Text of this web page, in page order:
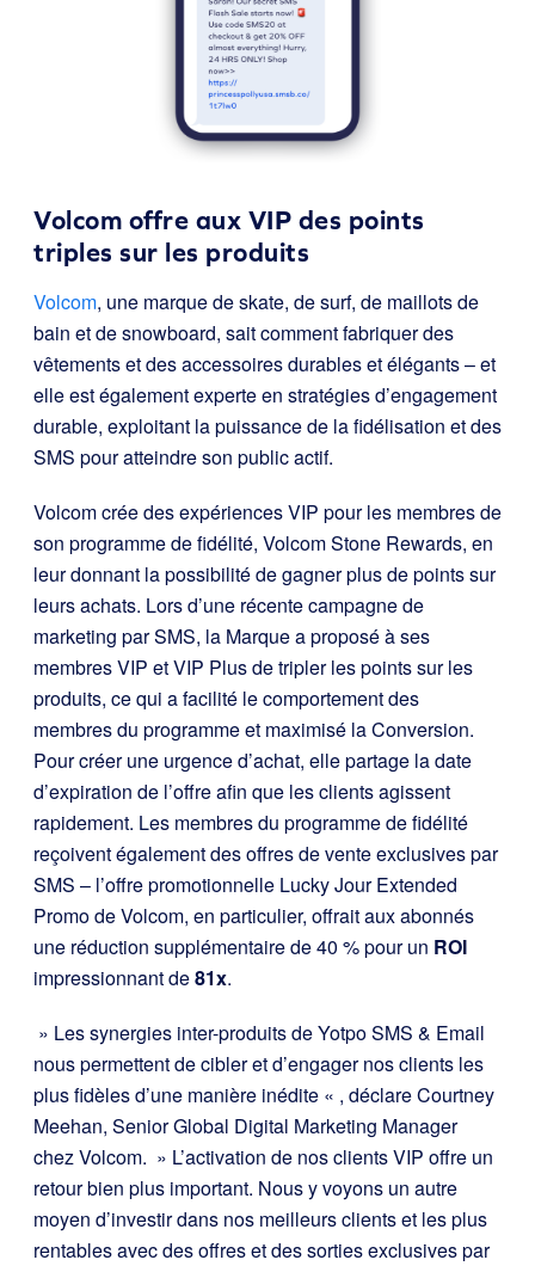
Volcom offre aux VIP des points
triples sur les produits
Volcom, une marque de skate, de surf, de maillots de
bain et de snowboard, sait comment fabriquer des
vêtements et des accessoires durables et élégants – et
elle est également experte en stratégies d’engagement
durable, exploitant la puissance de la fidélisation et des
SMS pour atteindre son public actif.
Volcom crée des expériences VIP pour les membres de
son programme de fidélité, Volcom Stone Rewards, en
leur donnant la possibilité de gagner plus de points sur
leurs achats. Lors d’une récente campagne de
marketing par SMS, la Marque a proposé à ses
membres VIP et VIP Plus de tripler les points sur les
produits, ce qui a facilité le comportement des
membres du programme et maximisé la Conversion.
Pour créer une urgence d’achat, elle partage la date
d’expiration de l’offre afin que les clients agissent
rapidement. Les membres du programme de fidélité
reçoivent également des offres de vente exclusives par
SMS – l’offre promotionnelle Lucky Jour Extended
Promo de Volcom, en particulier, offrait aux abonnés
une réduction supplémentaire de 40 % pour un ROI
impressionnant de81x.
» Les synergies inter-produits de Yotpo SMS & Email
nous permettent de cibler et d’engager nos clients les
plus fidèles d’une manière inédite « , déclare Courtney
Meehan, Senior Global Digital Marketing Manager
chez Volcom. » L’activation de nos clients VIP offre un
retour bien plus important. Nous y voyons un autre
moyen d’investir dans nos meilleurs clients et les plus
rentables avec des offres et des sorties exclusives par